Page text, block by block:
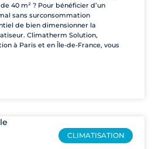
40 m² ? Pour bénéficier d’un
sans surconsommation
de bien dimensionner la
Climatherm Solution,
à Paris et en Île-de-France, vous
CLIMATISATION